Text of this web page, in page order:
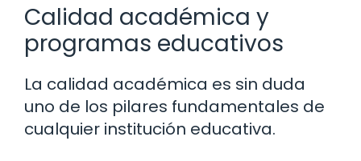
Calidad académica y
programas educativos
La calidad académica es sin duda
uno de los pilares fundamentales de
cualquier institución educativa.